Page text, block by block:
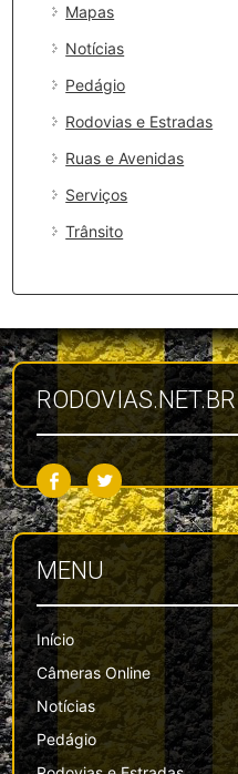
Mapas
Notícias
Pedágio
Rodovias e Estradas
Ruas e Avenidas
Serviços
Trânsito
RODOVIAS.NET.BR
MENU
Início
Câmeras Online
Notícias
Pedágio